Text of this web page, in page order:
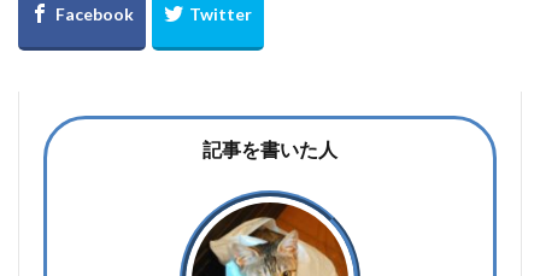
記事を書いた人